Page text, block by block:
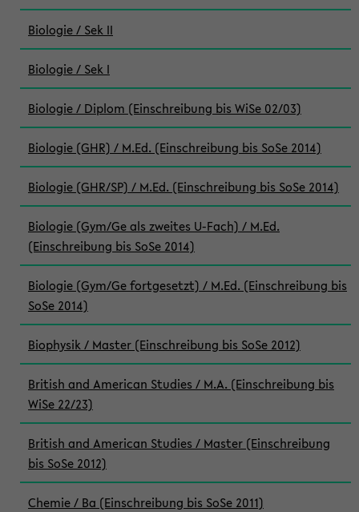
Biologie / Sek II
Biologie / Sek I
Biologie / Diplom (Einschreibung bis WiSe 02/03)
Biologie (GHR) / M.Ed. (Einschreibung bis SoSe 2014)
Biologie (GHR/SP) / M.Ed. (Einschreibung bis SoSe 2014)
Biologie (Gym/Ge als zweites U-Fach) / M.Ed.
(Einschreibung bis SoSe 2014)
Biologie (Gym/Ge fortgesetzt) / M.Ed. (Einschreibung bis
SoSe 2014)
Biophysik / Master (Einschreibung bis SoSe 2012)
British and American Studies / M.A. (Einschreibung bis
WiSe 22/23)
British and American Studies / Master (Einschreibung
bis SoSe 2012)
Chemie / Ba (Einschreibung bis SoSe 2011)